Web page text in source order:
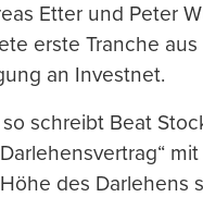
Etter und Peter
erste Tranche
an Investnet.
schreibt Beat
des Darlehens